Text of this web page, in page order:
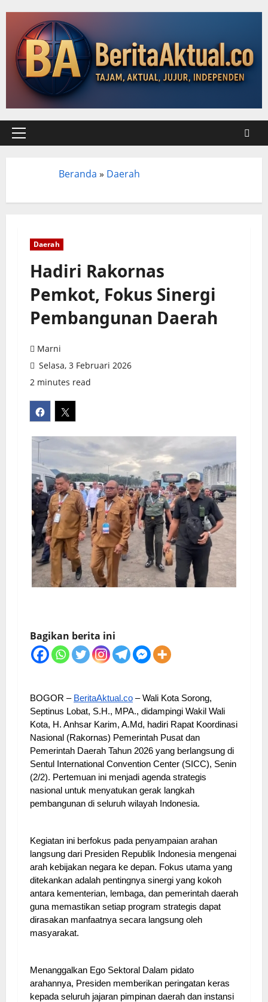
Beranda » Daerah
Daerah
Hadiri Rakornas
Pemkot, Fokus Sinergi
Pembangunan Daerah
Marni
Selasa, 3 Februari 2026
2 minutes read
Bagikan berita ini
BOGOR – BeritaAktual.co – Wali Kota Sorong,
Septinus Lobat, S.H., MPA., didampingi Wakil Wali
Kota, H. Anhsar Karim, A.Md, hadiri Rapat Koordinasi
Nasional (Rakornas) Pemerintah Pusat dan
Pemerintah Daerah Tahun 2026 yang berlangsung di
Sentul International Convention Center (SICC), Senin
(2/2). Pertemuan ini menjadi agenda strategis
nasional untuk menyatukan gerak langkah
pembangunan di seluruh wilayah Indonesia.
Kegiatan ini berfokus pada penyampaian arahan
langsung dari Presiden Republik Indonesia mengenai
arah kebijakan negara ke depan. Fokus utama yang
ditekankan adalah pentingnya sinergi yang kokoh
antara kementerian, lembaga, dan pemerintah daerah
guna memastikan setiap program strategis dapat
dirasakan manfaatnya secara langsung oleh
masyarakat.
Menanggalkan Ego Sektoral Dalam pidato
arahannya, Presiden memberikan peringatan keras
kepada seluruh jajaran pimpinan daerah dan instansi